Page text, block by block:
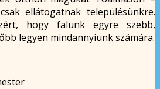
ellátogatnak településünkre.
hogy falunk egyre szebb,
legyen mindannyiunk számára.